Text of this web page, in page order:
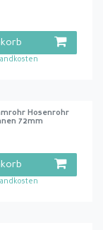
Hosenrohr
72mm